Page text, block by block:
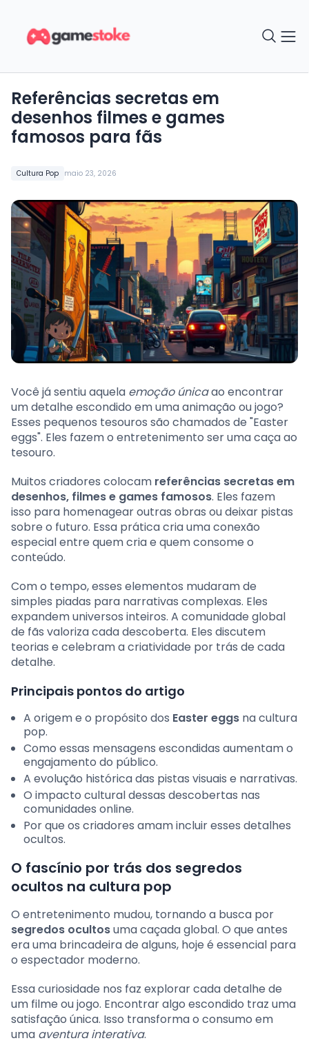
Cultura Pop maio 23, 2026
Referências secretas em
desenhos filmes e games
famosos para fãs
Você já sentiu aquela emoção únicaao encontrar
um detalhe escondido em uma animação ou jogo?
Esses pequenos tesouros são chamados de "Easter
eggs". Eles fazem o entretenimento ser uma caça ao
tesouro.
Muitos criadores colocam referências secretas em
desenhos, filmes e games famosos. Eles fazem
isso para homenagear outras obras ou deixar pistas
sobre o futuro. Essa prática cria uma conexão
especial entre quem cria e quem consome o
conteúdo.
Com o tempo, esses elementos mudaram de
simples piadas para narrativas complexas. Eles
expandem universos inteiros. A comunidade global
de fãs valoriza cada descoberta. Eles discutem
teorias e celebram a criatividade por trás de cada
detalhe.
Principais pontos do artigo
A origem e o propósito dos Easter eggs na cultura
pop.
Como essas mensagens escondidas aumentam o
engajamento do público.
A evolução histórica das pistas visuais e narrativas.
O impacto cultural dessas descobertas nas
comunidades online.
Por que os criadores amam incluir esses detalhes
ocultos.
O fascínio por trás dos segredos
ocultos na cultura pop
O entretenimento mudou, tornando a busca por
segredos ocultosuma caçada global. O que antes
era uma brincadeira de alguns, hoje é essencial para
o espectador moderno.
Essa curiosidade nos faz explorar cada detalhe de
um filme ou jogo. Encontrar algo escondido traz uma
satisfação única. Isso transforma o consumo em
uma aventura interativa.